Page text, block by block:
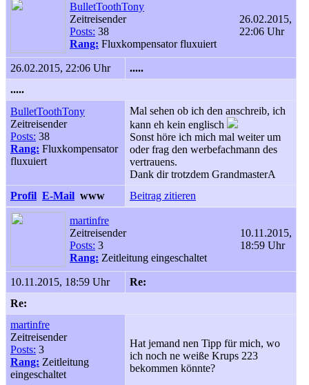
BulletToothTony
Zeitreisender
Posts: 38
Rang: Fluxkompensator fluxuiert
26.02.2015,
22:06 Uhr
26.02.2015, 22:06 Uhr
.....
.....
BulletToothTony
Zeitreisender
Posts: 38
Rang: Fluxkompensator
fluxuiert
Mal sehen ob ich den anschreib, ich
kann eh kein englisch
Sonst höre ich mich mal weiter um
oder frag den werbefachmann des
vertrauens.
Dank dir trotzdem GrandmasterA
Profil E-Mail www Beitrag zitieren
martinfre
Zeitreisender
Posts: 3
Rang: Zeitleitung eingeschaltet
10.11.2015,
18:59 Uhr
10.11.2015, 18:59 Uhr
Re:
Re:
martinfre
Zeitreisender
Posts: 3
Rang: Zeitleitung
eingeschaltet
Hat jemand nen Tipp für mich, wo
ich noch ne weiße Krups 223
bekommen könnte?